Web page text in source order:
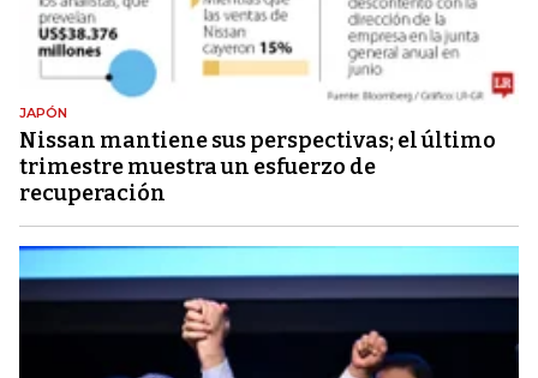
JAPÓN
Nissan mantiene sus perspectivas; el último
trimestre muestra un esfuerzo de
recuperación